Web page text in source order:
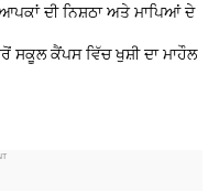
ਦੀ ਨਿਸ਼ਠਾ ਅਤੇ ਮਾਪਿਆਂ ਦੇ
ਸਕੂਲ ਕੈਂਪਸ ਵਿੱਚ ਖੁਸ਼ੀ ਦਾ ਮਾਹੌਲ